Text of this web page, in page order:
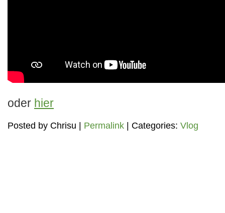
oder hier
Posted by Chrisu Permalink | Categories: Vlog